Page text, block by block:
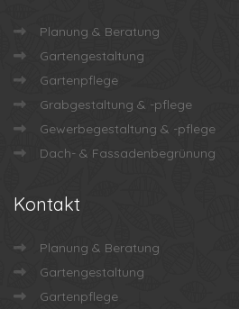
Planung & Beratung
Gartengestaltung
Gartenpflege
Grabgestaltung & -pflege
Gewerbegestaltung & -pflege
Dach- & Fassadenbegrünung
Kontakt
Planung & Beratung
Gartengestaltung
Gartenpflege